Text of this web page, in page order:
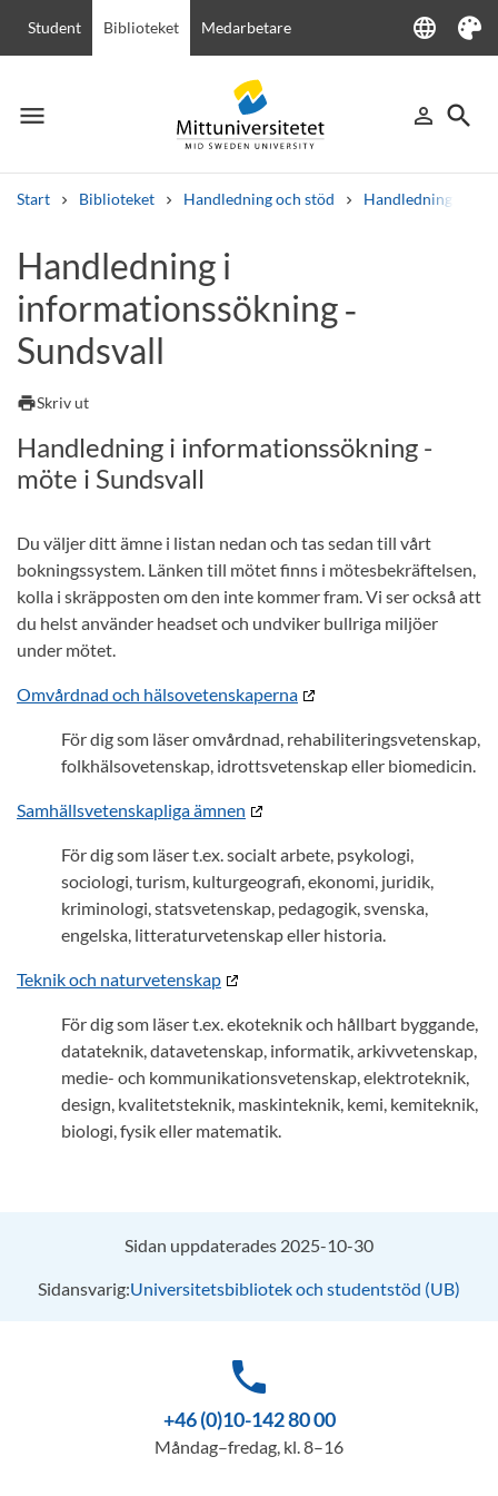
Student Biblioteket Medarbetare language
Language
Tema
menu
Meny person_outline
Logga in
search
Sök
Start Biblioteket Handledning och stöd Handledning i
Andra söktjänster
Kurser och programKursplanerVälkomstbrev
Lediga jobb
Handledning i
informationssökning ‑
Sundsvall
printSkriv ut
Handledning i informationssökning -
möte i Sundsvall
Du väljer ditt ämne i listan nedan och tas sedan till vårt
bokningssystem. Länken till mötet finns i mötesbekräftelsen,
kolla i skräpposten om den inte kommer fram. Vi ser också att
du helst använder headset och undviker bullriga miljöer
under mötet.
Omvårdnad och hälsovetenskaperna
För dig som läser omvårdnad, rehabiliteringsvetenskap,
folkhälsovetenskap, idrottsvetenskap eller biomedicin.
Samhällsvetenskapliga ämnen
För dig som läser t.ex. socialt arbete, psykologi,
sociologi, turism, kulturgeografi, ekonomi, juridik,
kriminologi, statsvetenskap, pedagogik, svenska,
engelska, litteraturvetenskap eller historia.
Teknik och naturvetenskap
För dig som läser t.ex. ekoteknik och hållbart byggande,
datateknik, datavetenskap, informatik, arkivvetenskap,
medie- och kommunikationsvetenskap, elektroteknik,
design, kvalitetsteknik, maskinteknik, kemi, kemiteknik,
biologi, fysik eller matematik.
Sidan uppdaterades 2025-10-30
Sidansvarig:Universitetsbibliotek och studentstöd (UB)
phone
+46 (0)10-142 80 00
Måndag–fredag, kl. 8–16